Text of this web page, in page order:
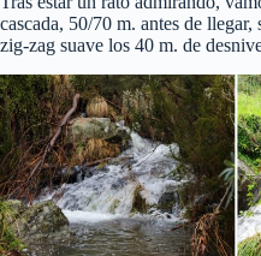
cascada, 50/70 m. antes de llegar,
zig-zag suave los 40 m. de